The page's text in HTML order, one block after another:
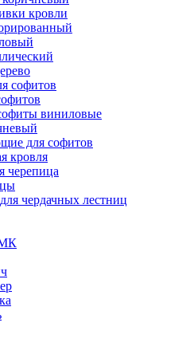
кровли
софитов
виниловые
для софитов
кровля
черепица
чердачных лестниц